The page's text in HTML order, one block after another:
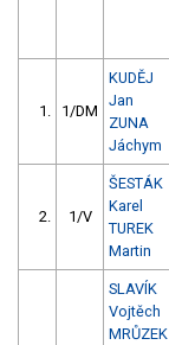
1. 1/DM
KUDĚJ
Jan
ZUNA
Jáchym
2. 1/V
ŠESTÁK
Karel
TUREK
Martin
SLAVÍK
Vojtěch
MRŮZEK